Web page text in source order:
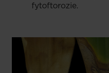
fytoftorozie.